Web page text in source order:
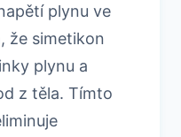
plynu ve
že simetikon
plynu a
z těla. Tímto